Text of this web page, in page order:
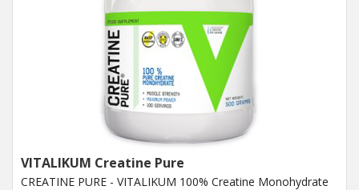
VITALIKUM Creatine Pure
CREATINE PURE - VITALIKUM 100% Creatine Monohydrate